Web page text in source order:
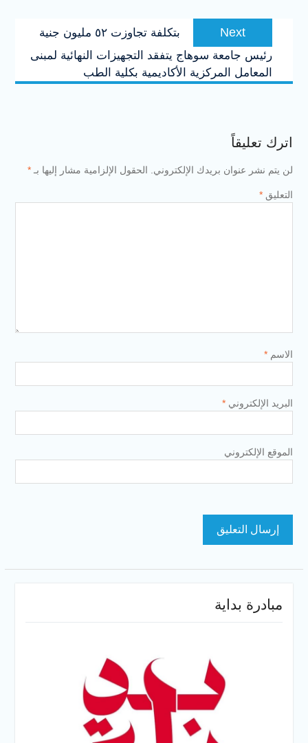
Next
Next
post:
بتكلفة تجاوزت ٥٢ مليون جنية
رئيس جامعة سوهاج يتفقد التجهيزات النهائية لمبنى
المعامل المركزية الأكاديمية بكلية الطب
اترك تعليقاً
لن يتم نشر عنوان بريدك الإلكتروني. الحقول الإلزامية مشار إليها بـ *
التعليق *
الاسم *
البريد الإلكتروني *
الموقع الإلكتروني
مبادرة بداية